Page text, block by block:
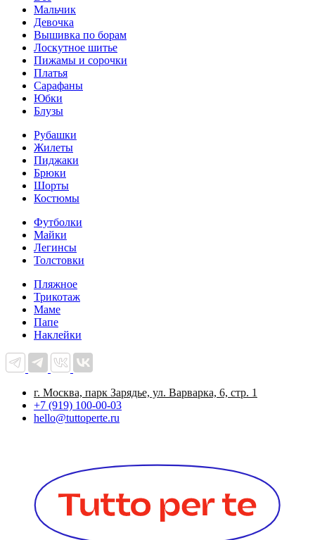
Мальчик
Девочка
Вышивка по борам
Лоскутное шитье
Пижамы и сорочки
Платья
Сарафаны
Юбки
Блузы
Рубашки
Жилеты
Пиджаки
Брюки
Шорты
Костюмы
Футболки
Майки
Легинсы
Толстовки
Пляжное
Трикотаж
Маме
Папе
Наклейки
г. Москва, парк Зарядье, ул. Варварка, 6, стр. 1
+7 (919) 100-00-03
hello@tuttoperte.ru